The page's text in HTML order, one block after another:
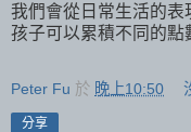
我們會從日常生活的表
孩子可以累積不同的點
Peter Fu 於 晚上10:50
分享